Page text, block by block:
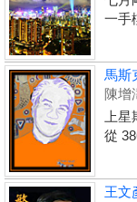
一手
馬斯
陳增
上
從
王文